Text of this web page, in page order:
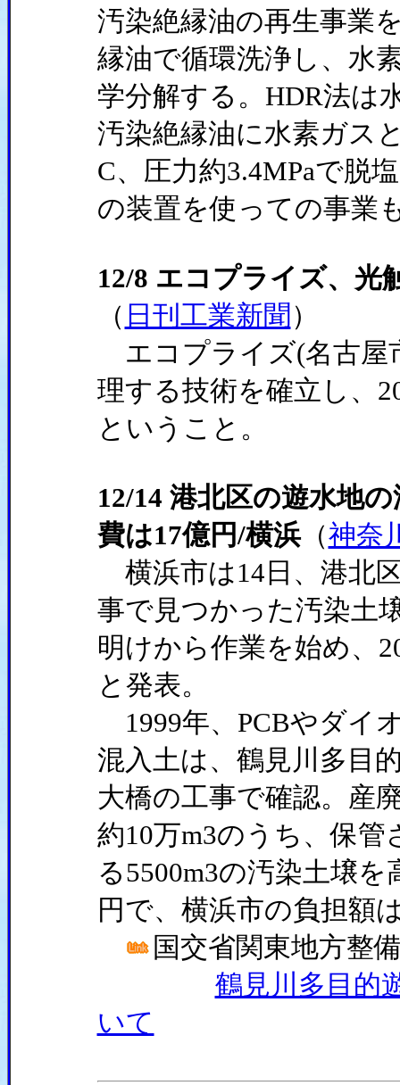
汚染絶縁油の再生事業
縁油で循環洗浄し、水
学分解する。HDR法は
汚染絶縁油に水素ガス
C、圧力約3.4MPaで脱
の装置を使っての事業
12/8 エコプライズ、光
（ 日刊工業新聞 ）
エコプライズ(名古屋
理する技術を確立し、
ということ。
12/14 港北区の遊水地
費は17億円/横浜（神奈
横浜市は14日、港北
事で見つかった汚染土
明けから作業を始め、
と発表。
1999年、PCBやダイ
混入土は、鶴見川多目
大橋の工事で確認。産
約10万m3のうち、保
る5500m3の汚染土壌
円で、横浜市の負担額
国交省関東地方整
鶴見川多目的
いて